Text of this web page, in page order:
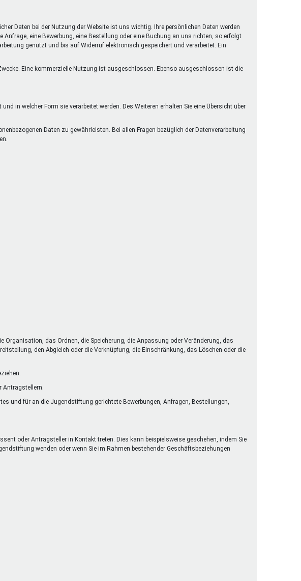
Jugendarbeitsnetz
Jugendgemeinderäte
Daten bei der Nutzung der Website ist uns wichtig. Ihre persönlichen Daten werden
eine Bewerbung, eine Bestellung oder eine Buchung an uns richten, so erfolgt
genutzt und bis auf Widerruf elektronisch gespeichert und verarbeitet. Ein
Eine kommerzielle Nutzung ist ausgeschlossen. Ebenso ausgeschlossen ist die
in welcher Form sie verarbeitet werden. Des Weiteren erhalten Sie eine Übersicht über
Daten zu gewährleisten. Bei allen Fragen bezüglich der Datenverarbeitung
Organisation, das Ordnen, die Speicherung, die Anpassung oder Veränderung, das
den Abgleich oder die Verknüpfung, die Einschränkung, das Löschen oder die
Antragstellern.
und für an die Jugendstiftung gerichtete Bewerbungen, Anfragen, Bestellungen,
oder Antragsteller in Kontakt treten. Dies kann beispielsweise geschehen, indem Sie
wenden oder wenn Sie im Rahmen bestehender Geschäftsbeziehungen